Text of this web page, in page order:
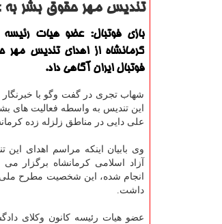
تندیس مهر حقوق بشر به
بازی فوتبال: عضو هیات رئیسه
كرمانشاه از اهدای تندیس
فوتبال ایران آگاهی داد.
شهاب تجری در گفت وگو با خبرنگار
این تندیس به واسطه فعالیت های
علی دایی در مناطق زلزله زده
آزاد اسلامی كرمانشاه برگزار
انجام شده، این شخصیت مطرح
داشت.
عضو هیات رئیسه كانون وكلای